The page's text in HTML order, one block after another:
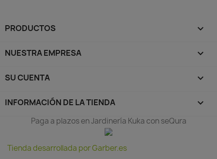
PRODUCTOS 
NUESTRA EMPRESA 
SU CUENTA 
INFORMACIÓN DE LA TIENDA keyboard_arrow_down
Paga a plazos en Jardinería Kuka con seQura
Tienda desarrollada por Garber.es